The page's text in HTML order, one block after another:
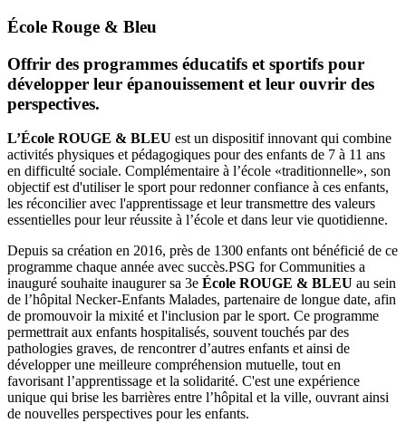
École Rouge & Bleu
Offrir des programmes éducatifs et sportifs pour
développer leur épanouissement et leur ouvrir des
perspectives.
L’École ROUGE & BLEU est un dispositif innovant qui combine
activités physiques et pédagogiques pour des enfants de 7 à 11 ans
en difficulté sociale. Complémentaire à l’école «traditionnelle», son
objectif est d'utiliser le sport pour redonner confiance à ces enfants,
les réconcilier avec l'apprentissage et leur transmettre des valeurs
essentielles pour leur réussite à l’école et dans leur vie quotidienne.
Depuis sa création en 2016, près de 1300 enfants ont bénéficié de ce
programme chaque année avec succès.PSG for Communities a
inauguré souhaite inaugurer sa 3e École ROUGE & BLEU au sein
de l’hôpital Necker-Enfants Malades, partenaire de longue date, afin
de promouvoir la mixité et l'inclusion par le sport. Ce programme
permettrait aux enfants hospitalisés, souvent touchés par des
pathologies graves, de rencontrer d’autres enfants et ainsi de
développer une meilleure compréhension mutuelle, tout en
favorisant l’apprentissage et la solidarité. C'est une expérience
unique qui brise les barrières entre l’hôpital et la ville, ouvrant ainsi
de nouvelles perspectives pour les enfants.